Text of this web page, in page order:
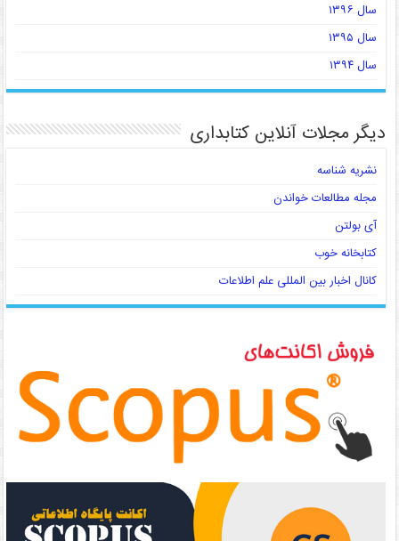
سال ۱۳۹۶
سال ۱۳۹۵
سال ۱۳۹۴
دیگر مجلات آنلاین کتابداری
نشریه شناسه
مجله مطالعات خواندن
آی بولتن
کتابخانه خوب
کانال اخبار بین المللی علم اطلاعات